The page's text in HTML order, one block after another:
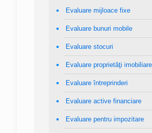
Evaluare mijloace fixe
Evaluare bunuri mobile
Evaluare stocuri
Evaluare proprietăţi imobiliare
Evaluare întreprinderi
Evaluare active financiare
Evaluare pentru impozitare